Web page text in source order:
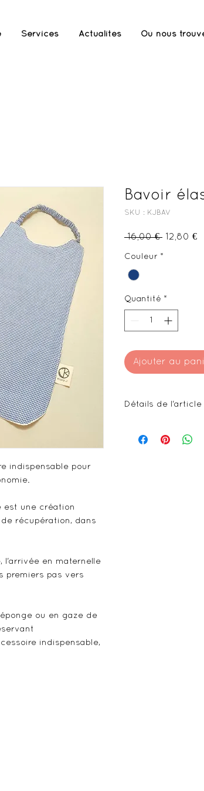
Services Actualités Où nous
indispensable pour
est une création
récupération, dans
l'arrivée en maternelle
premiers pas vers
ou en gaze de
indispensable,
Bavoir
SKU : KJBAV
16,00 € Prix
original
12,80 €
Couleur *
Quantité *
Ajouter au
Détails de l'article
Double gaze ou